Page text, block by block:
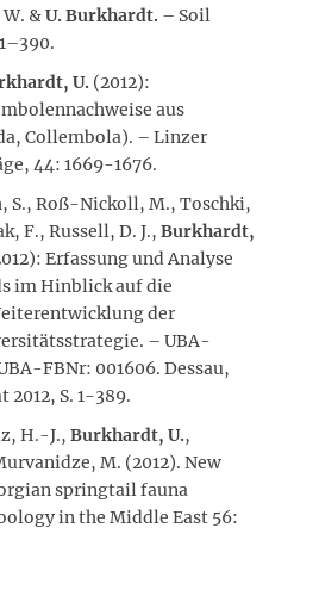
&U. Burkhardt. – Soil
U. (2012):
aus
Collembola). – Linzer
44: 1669-1676.
S., Roß-Nickoll, M., Toschki,
F., Russell, D. J., Burkhardt,
Erfassung und Analyse
im Hinblick auf die
der
– UBA-
FBNr: 001606. Dessau,
S. 1-389.
H.-J., Burkhardt, U.,
M. (2012). New
springtail fauna
in the Middle East 56: